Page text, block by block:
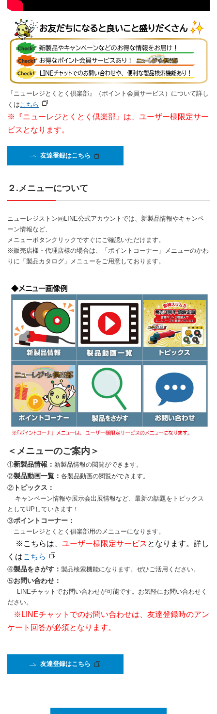
『ニューレジとくとく倶楽部』（ポイント会員サービス）について詳し
くは こちら
※『ニューレジとくとく倶楽部』は、ユーザー様限定サー
ビスとなります。
友達登録はこちら
２.メニューについて
ニューレジストン㈱LINE公式アカウントでは、新製品情報やキャンペ
ーン情報など、
メニューボタンクリックですぐにご確認いただけます。
※販売店様・代理店様の場合は、「ポイントコーナー」メニューのかわ
りに「製品カタログ」メニューをご用意しております。
＜メニューのご案内＞
①新製品情報： 新製品情報の閲覧ができます。
②製品動画一覧： 各製品動画の閲覧ができます。
② トピックス：
キャンペーン情報や展示会出展情報など、最新の話題をトピックス
としてUPしていきます！
③ポイントコーナー：
ニューレジとくとく俱楽部用のメニューになります。
※こちらは、 ユーザー様限定サービス となります。詳し
くはこちら
④製品をさがす： 製品検索機能になります。ぜひご活用ください。
⑤お問い合わせ：
LINEチャットでお問い合わせが可能です。お気軽にお問い合わせく
ださい。
※LINEチャットでのお問い合わせは、友達登録時のアン
ケート回答が必須となります。
友達登録はこちら